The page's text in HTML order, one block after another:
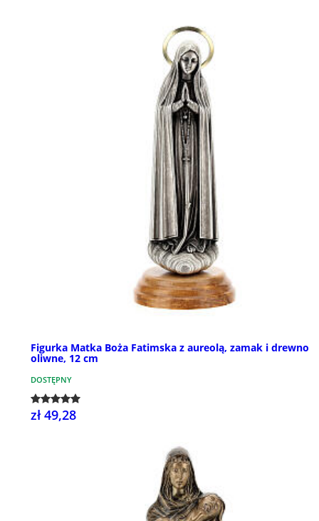
Figurka Matka Boża Fatimska z aureolą, zamak i drewno
oliwne, 12 cm
DOSTĘPNY
zł 49,28